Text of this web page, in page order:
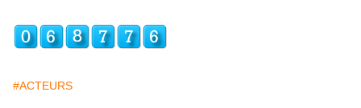
#ACTEURS